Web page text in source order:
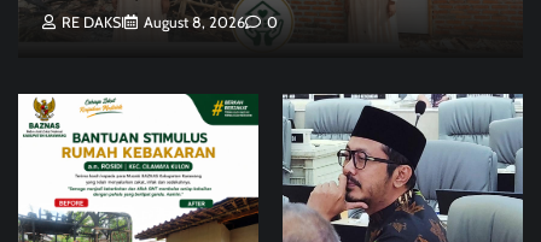
RE DAKSI August 8, 2026 0